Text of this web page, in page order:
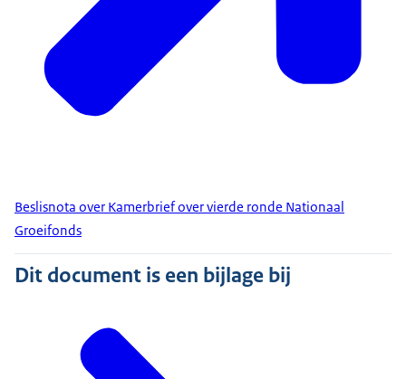
Beslisnota over Kamerbrief over vierde ronde Nationaal
Groeifonds
Dit document is een bijlage bij